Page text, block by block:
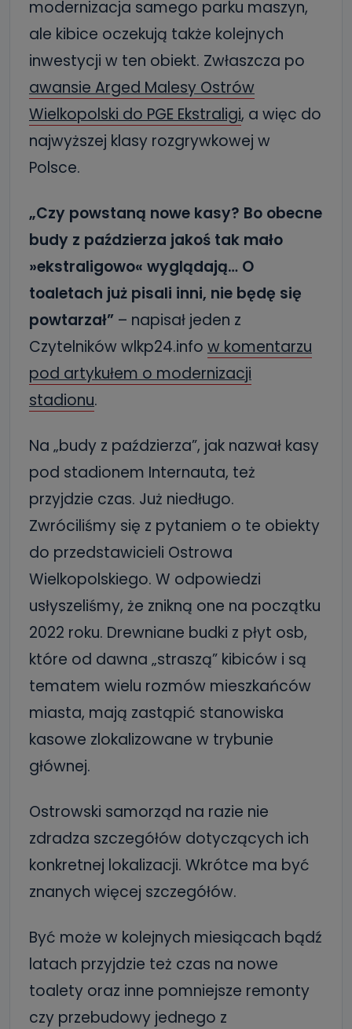
modernizacja samego parku maszyn,
ale kibice oczekują także kolejnych
inwestycji w ten obiekt. Zwłaszcza po
awansie Arged Malesy Ostrów
Wielkopolski do PGE Ekstraligi, a więc do
najwyższej klasy rozgrywkowej w
Polsce.
„Czy powstaną nowe kasy? Bo obecne
budy z paździerza jakoś tak mało
»ekstraligowo« wyglądają… O
toaletach już pisali inni, nie będę się
powtarzał” – napisał jeden z
Czytelników wlkp24.info w komentarzu
pod artykułem o modernizacji
stadionu.
Na „budy z paździerza”, jak nazwał kasy
pod stadionem Internauta, też
przyjdzie czas. Już niedługo.
Zwróciliśmy się z pytaniem o te obiekty
do przedstawicieli Ostrowa
Wielkopolskiego. W odpowiedzi
usłyszeliśmy, że znikną one na początku
2022 roku. Drewniane budki z płyt osb,
które od dawna „straszą” kibiców i są
tematem wielu rozmów mieszkańców
miasta, mają zastąpić stanowiska
kasowe zlokalizowane w trybunie
głównej.
Ostrowski samorząd na razie nie
zdradza szczegółów dotyczących ich
konkretnej lokalizacji. Wkrótce ma być
znanych więcej szczegółów.
Być może w kolejnych miesiącach bądź
latach przyjdzie też czas na nowe
toalety oraz inne pomniejsze remonty
czy przebudowy jednego z